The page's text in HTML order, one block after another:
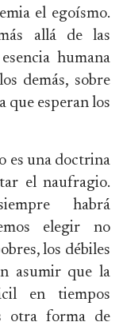
el egoísmo.
allá de las
humana
demás, sobre
que esperan los
es una doctrina
el naufragio.
habrá
elegir no
los débiles
asumir que la
en tiempos
otra forma de